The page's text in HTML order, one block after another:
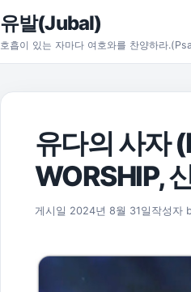
본문으로 건너뛰기
유발(Jubal)
호흡이 있는 자마다 여호와를 찬양하라
유다의 사자
WORSHIP,
게시일 2024년 8월 31일 2024년
작성자